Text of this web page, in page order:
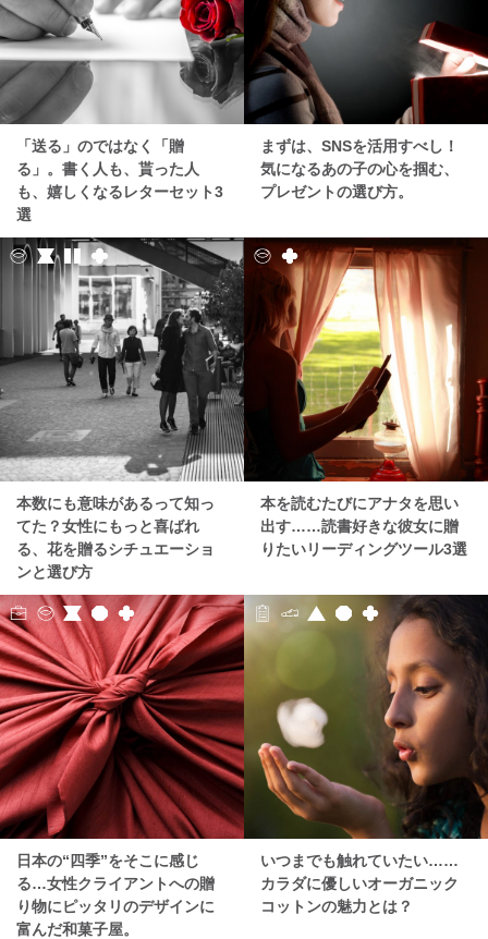
「送る」のではなく「贈
る」。書く人も、貰った人
も、嬉しくなるレターセット3
選
まずは、SNSを活用すべし！
気になるあの子の心を掴む、
プレゼントの選び方。
本数にも意味があるって知っ
てた？女性にもっと喜ばれ
る、花を贈るシチュエーショ
ンと選び方
本を読むたびにアナタを思い
出す……読書好きな彼女に贈
りたいリーディングツール3選
日本の“四季”をそこに感じ
る…女性クライアントへの贈
り物にピッタリのデザインに
富んだ和菓子屋。
いつまでも触れていたい……
カラダに優しいオーガニック
コットンの魅力とは？